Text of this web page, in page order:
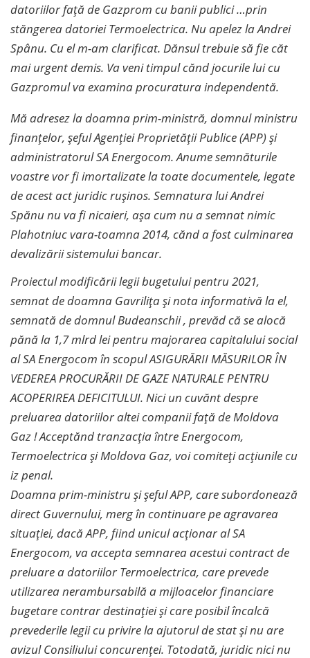
datoriilor față de Gazprom cu banii publici …prin
stăngerea datoriei Termoelectrica. Nu apelez la Andrei
Spânu. Cu el m-am clarificat. Dănsul trebuie să fie căt
mai urgent demis. Va veni timpul cănd jocurile lui cu
Gazpromul va examina procuratura independentă.
Mă adresez la doamna prim-ministră, domnul ministru
finanțelor, șeful Agenției Proprietății Publice (APP) și
administratorul SA Energocom. Anume semnăturile
voastre vor fi imortalizate la toate documentele, legate
de acest act juridic rușinos. Semnatura lui Andrei
Spănu nu va fi nicaieri, așa cum nu a semnat nimic
Plahotniuc vara-toamna 2014, cănd a fost culminarea
devalizării sistemului bancar.
Proiectul modificării legii bugetului pentru 2021,
semnat de doamna Gavrilița și nota informativă la el,
semnată de domnul Budeanschii , prevăd că se alocă
pănă la 1,7 mlrd lei pentru majorarea capitalului social
al SA Energocom în scopul ASIGURĂRII MĂSURILOR ÎN
VEDEREA PROCURĂRII DE GAZE NATURALE PENTRU
ACOPERIREA DEFICITULUI. Nici un cuvănt despre
preluarea datoriilor altei companii față de Moldova
Gaz ! Acceptănd tranzacția între Energocom,
Termoelectrica și Moldova Gaz, voi comiteți acțiunile cu
iz penal.
Doamna prim-ministru și șeful APP, care subordonează
direct Guvernului, merg în continuare pe agravarea
situației, dacă APP, fiind unicul acționar al SA
Energocom, va accepta semnarea acestui contract de
preluare a datoriilor Termoelectrica, care prevede
utilizarea nerambursabilă a mijloacelor financiare
bugetare contrar destinației și care posibil încalcă
prevederile legii cu privire la ajutorul de stat și nu are
avizul Consiliului concurenței. Totodată, juridic nici nu